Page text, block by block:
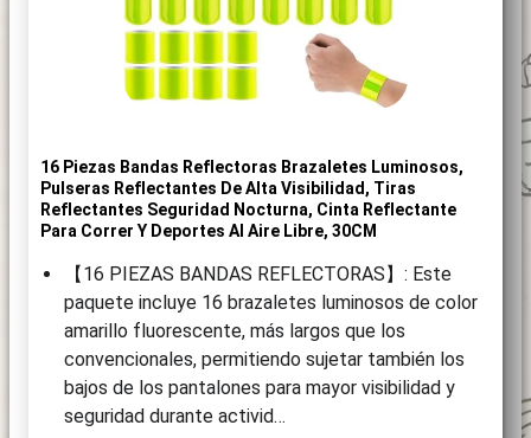
16 Piezas Bandas Reflectoras Brazaletes Luminosos,
Pulseras Reflectantes De Alta Visibilidad, Tiras
Reflectantes Seguridad Nocturna, Cinta Reflectante
Para Correr Y Deportes Al Aire Libre, 30CM
【16 PIEZAS BANDAS REFLECTORAS】: Este
paquete incluye 16 brazaletes luminosos de color
amarillo fluorescente, más largos que los
convencionales, permitiendo sujetar también los
bajos de los pantalones para mayor visibilidad y
seguridad durante activid…